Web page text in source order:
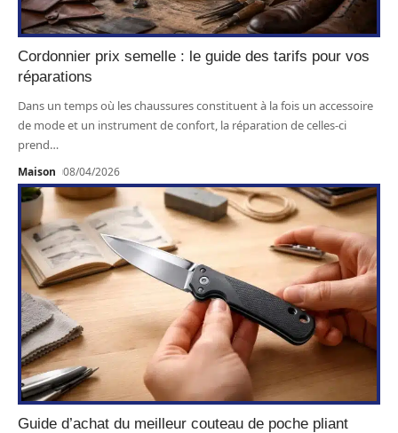
Cordonnier prix semelle : le guide des tarifs pour vos
réparations
Dans un temps où les chaussures constituent à la fois un accessoire
de mode et un instrument de confort, la réparation de celles-ci
prend…
Maison 08/04/2026
Guide d’achat du meilleur couteau de poche pliant